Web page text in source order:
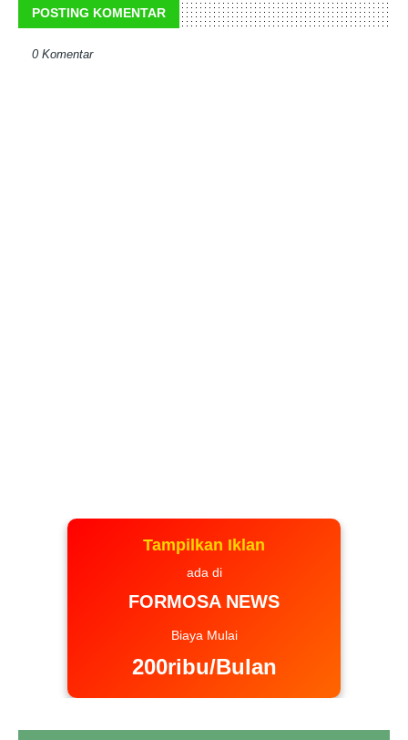
POSTING KOMENTAR
0 Komentar
Tampilkan Iklan
ada di
FORMOSA NEWS
Biaya Mulai
200ribu/Bulan